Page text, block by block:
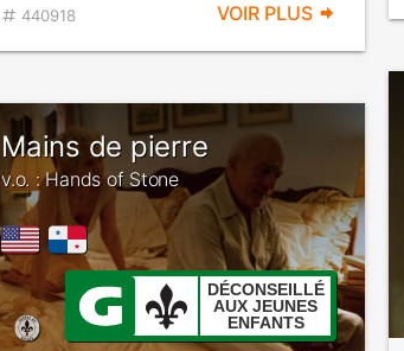
440918 VOIR PLUS
Mains de pierre
v.o. : Hands of Stone
DÉCONSEILLÉ
AUX JEUNES
ENFANTS